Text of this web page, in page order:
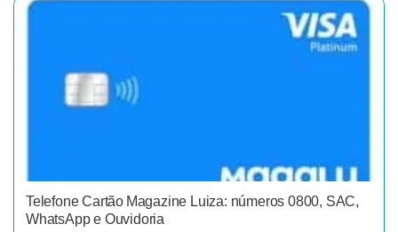
Telefone Cartão Magazine Luiza: números 0800, SAC,
WhatsApp e Ouvidoria